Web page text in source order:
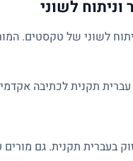
לשוני
לשוני של טקסטים.
תקנית לכתיבה
בעברית תקנית. גם